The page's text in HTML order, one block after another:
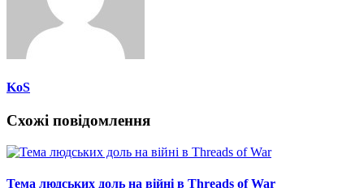
KoS
Схожі повідомлення
Тема людських доль на війні в Threads of War